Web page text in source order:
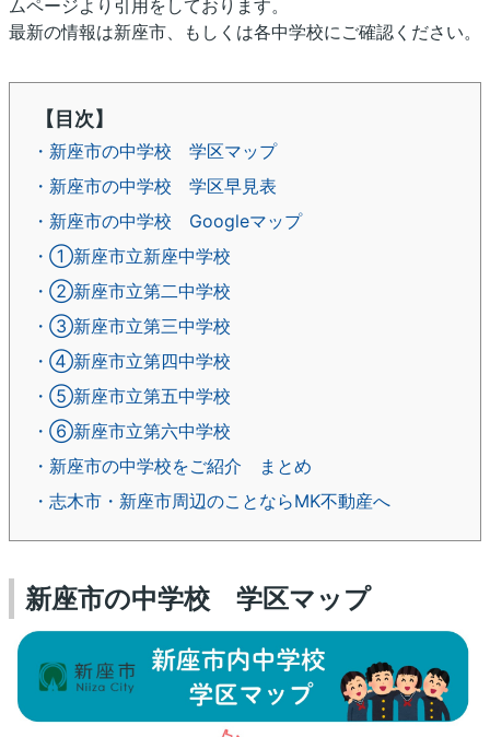
ムページより引用をしております。
最新の情報は新座市、もしくは各中学校にご確認ください。
【目次】
・新座市の中学校 学区マップ
・新座市の中学校 学区早見表
・新座市の中学校 Googleマップ
・①新座市立新座中学校
・②新座市立第二中学校
・③新座市立第三中学校
・④新座市立第四中学校
・⑤新座市立第五中学校
・⑥新座市立第六中学校
・新座市の中学校をご紹介 まとめ
・志木市・新座市周辺のことならMK不動産へ
新座市の中学校 学区マップ